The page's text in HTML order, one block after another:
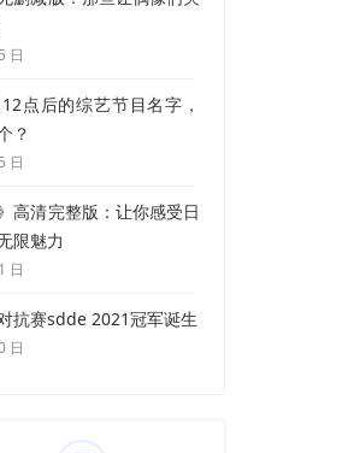
日
点后的综艺节目名字，
？
日
高清完整版：让你感受日
限魅力
日
抗赛sdde 2021冠军诞生
日